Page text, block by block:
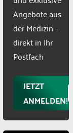
Powered
Consent
Angebote aus
der Medizin -
direkt in Ihr
Postfach
JETZT
ANMELDEN!